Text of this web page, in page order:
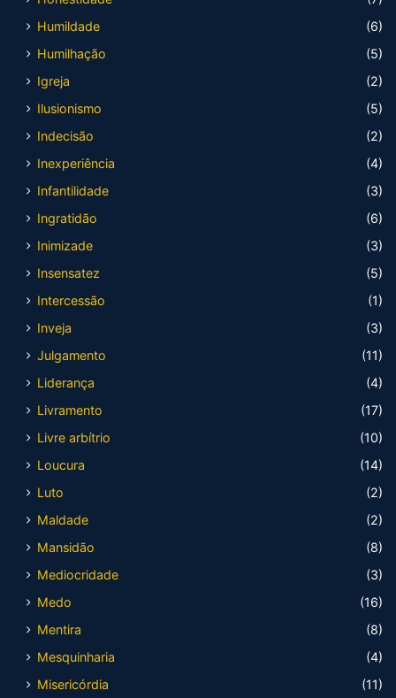
Humildade
(6)
Humilhação
(5)
Igreja
(2)
Ilusionismo
(5)
Indecisão
(2)
Inexperiência
(4)
Infantilidade
(3)
Ingratidão
(6)
Inimizade
(3)
Insensatez
(5)
Intercessão
(1)
Inveja
(3)
Julgamento
(11)
Liderança
(4)
Livramento
(17)
Livre arbítrio
(10)
Loucura
(14)
Luto
(2)
Maldade
(2)
Mansidão
(8)
Mediocridade
(3)
Medo
(16)
Mentira
(8)
Mesquinharia
(4)
Misericórdia
(11)